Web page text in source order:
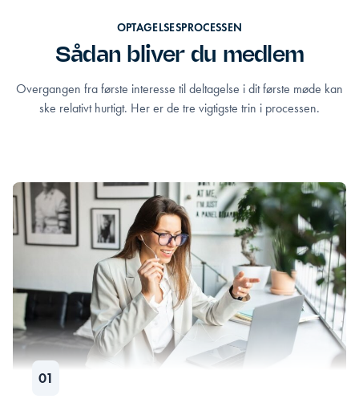
OPTAGELSESPROCESSEN
Sådan bliver du medlem
Overgangen fra første interesse til deltagelse i dit første møde kan
ske relativt hurtigt. Her er de tre vigtigste trin i processen.